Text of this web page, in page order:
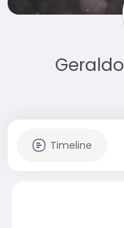
Timeline